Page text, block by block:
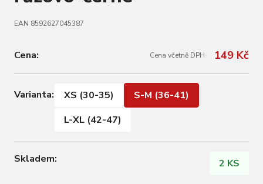
EAN 8592627045387
Cena: Cena včetně DPH 149 Kč
Varianta: XS (30-35)
S-M (36-41)
L-XL (42-47)
Skladem: 2 KS